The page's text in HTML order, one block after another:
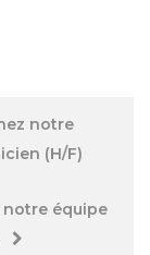
notre
(H/F)
notre équipe